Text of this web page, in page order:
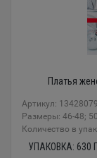
Платья
Артикул:
Размеры: 46-48;
Количество в
УПАКОВКА: 630